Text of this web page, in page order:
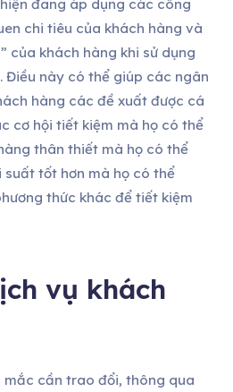
đang áp dụng các công
chi tiêu của khách hàng và
của khách hàng khi sử dụng
Điều này có thể giúp các ngân
hàng các đề xuất được cá
cơ hội tiết kiệm mà họ có thể
thân thiết mà họ có thể
tốt hơn mà họ có thể
thức khác để tiết kiệm
vụ khách
mắc cần trao đổi, thông qua